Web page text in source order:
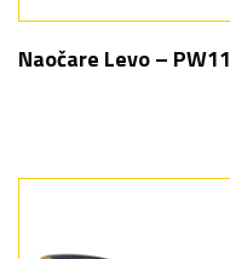
Naočare Levo – PW11